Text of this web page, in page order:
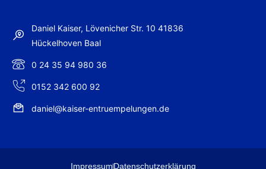
Daniel Kaiser, Lövenicher Str. 10 41836
Hückelhoven Baal
0 24 35 94 980 36
0152 342 600 92
daniel@kaiser-entruempelungen.de
ImpressumDatenschutzerklärung